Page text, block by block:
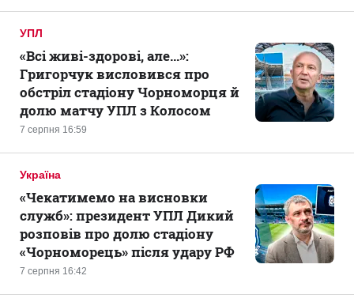
УПЛ
7 серпня 16:59
«Всі живі-здорові, але...»:
Григорчук висловився про
обстріл стадіону Чорноморця й
долю матчу УПЛ з Колосом
Україна
7 серпня 16:42
«Чекатимемо на висновки
служб»: президент УПЛ Дикий
розповів про долю стадіону
«Чорноморець» після удару РФ